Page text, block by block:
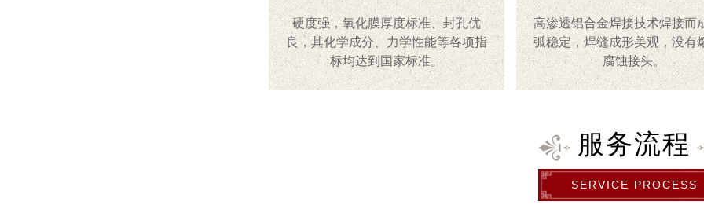
硬度强，氧化膜厚度标准、封孔优
良，其化学成分、力学性能等各项指
标均达到国家标准。
高渗透铝合金焊接技术焊接而
弧稳定，焊缝成形美观，没有
腐蚀接头。
服务流程
SERVICE PROCESS